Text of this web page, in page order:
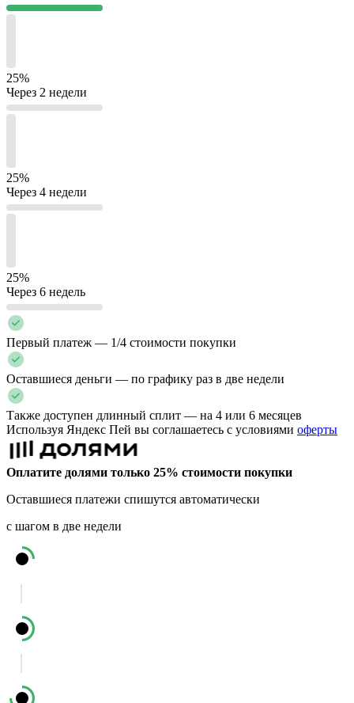
25%
Через 2 недели
25%
Через 4 недели
25%
Через 6 недель
Первый платеж — 1/4 стоимости покупки
Оставшиеся деньги — по графику раз в две недели
Также доступен длинный сплит — на 4 или 6 месяцев
Используя Яндекс Пей вы соглашаетесь с условиями оферты
Оплатите долями только 25% стоимости покупки
Оставшиеся платежи спишутся автоматически
с шагом в две недели